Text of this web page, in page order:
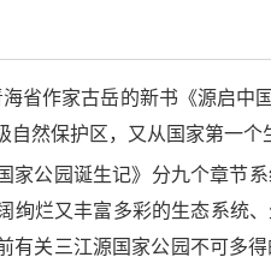
海省作家古岳的新书《源启
自然保护区，又从国家第一
家公园诞生记》分九个章节
绚烂又丰富多彩的生态系统
有关三江源国家公园不可多